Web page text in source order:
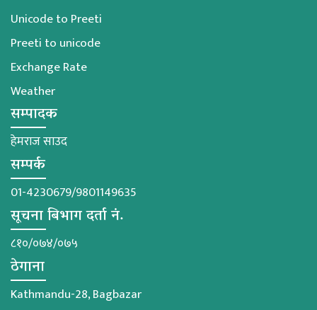
Unicode to Preeti
Preeti to unicode
Exchange Rate
Weather
सम्पादक
हेमराज साउद
सम्पर्क
01-4230679/9801149635
सूचना बिभाग दर्ता नं.
८१०/०७४/०७५
ठेगाना
Kathmandu-28, Bagbazar